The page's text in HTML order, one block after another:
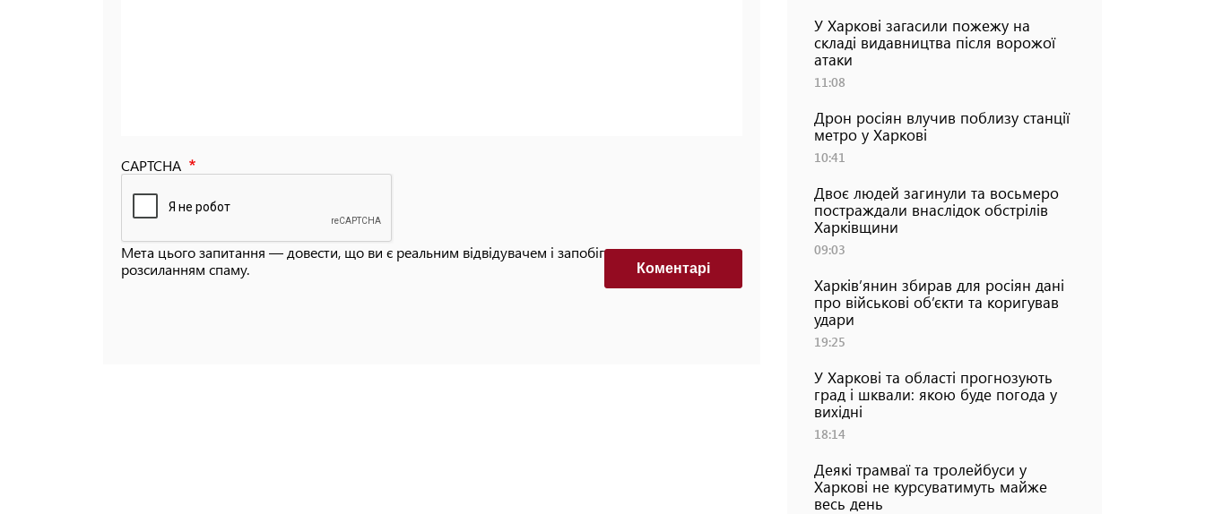
CAPTCHA
Мета цього запитання — довести, що ви є реальним відвідувачем і запобігти автоматизованим
розсиланням спаму.
Коментарi
У Харкові загасили пожежу на
складі видавництва після ворожої
атаки
11:08
Дрон росіян влучив поблизу станції
метро у Харкові
10:41
Двоє людей загинули та восьмеро
постраждали внаслідок обстрілів
Харківщини
09:03
Харків’янин збирав для росіян дані
про військові об’єкти та коригував
удари
19:25
У Харкові та області прогнозують
град і шквали: якою буде погода у
вихідні
18:14
Деякі трамваї та тролейбуси у
Харкові не курсуватимуть майже
весь день